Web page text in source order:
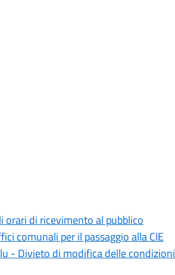
di ricevimento al pubblico
comunali per il passaggio alla CIE
- Divieto di modifica delle condizioni